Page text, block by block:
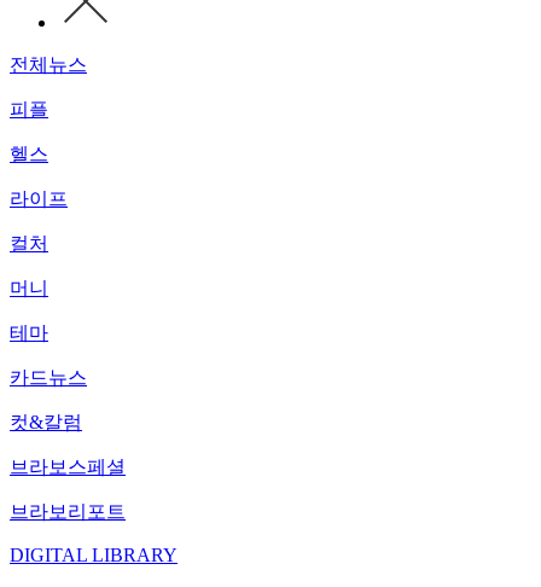
전체뉴스
피플
헬스
라이프
컬처
머니
테마
카드뉴스
컷&칼럼
브라보스페셜
브라보리포트
DIGITAL LIBRARY